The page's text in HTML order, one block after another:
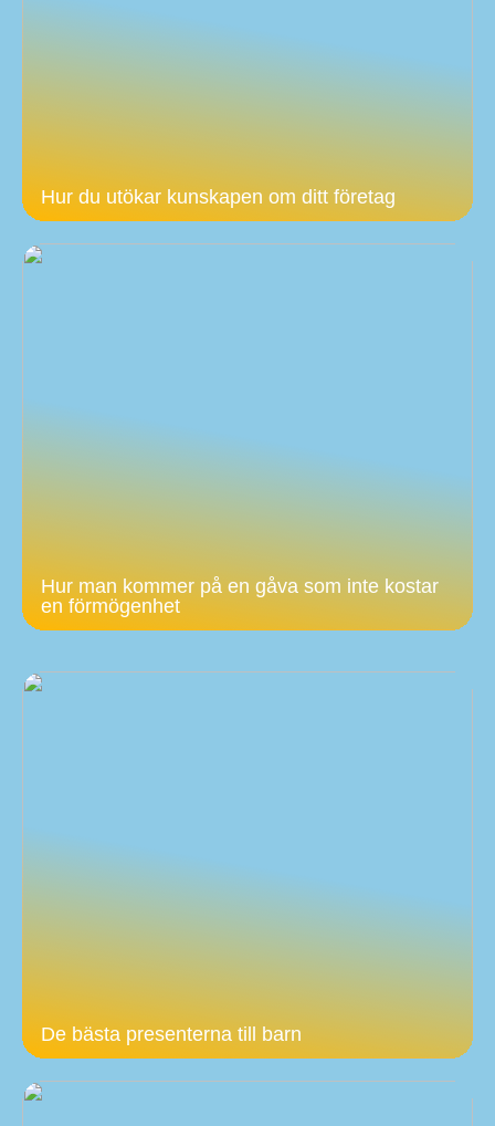
Hur du utökar kunskapen om ditt företag
Hur man kommer på en gåva som inte kostar
en förmögenhet
De bästa presenterna till barn